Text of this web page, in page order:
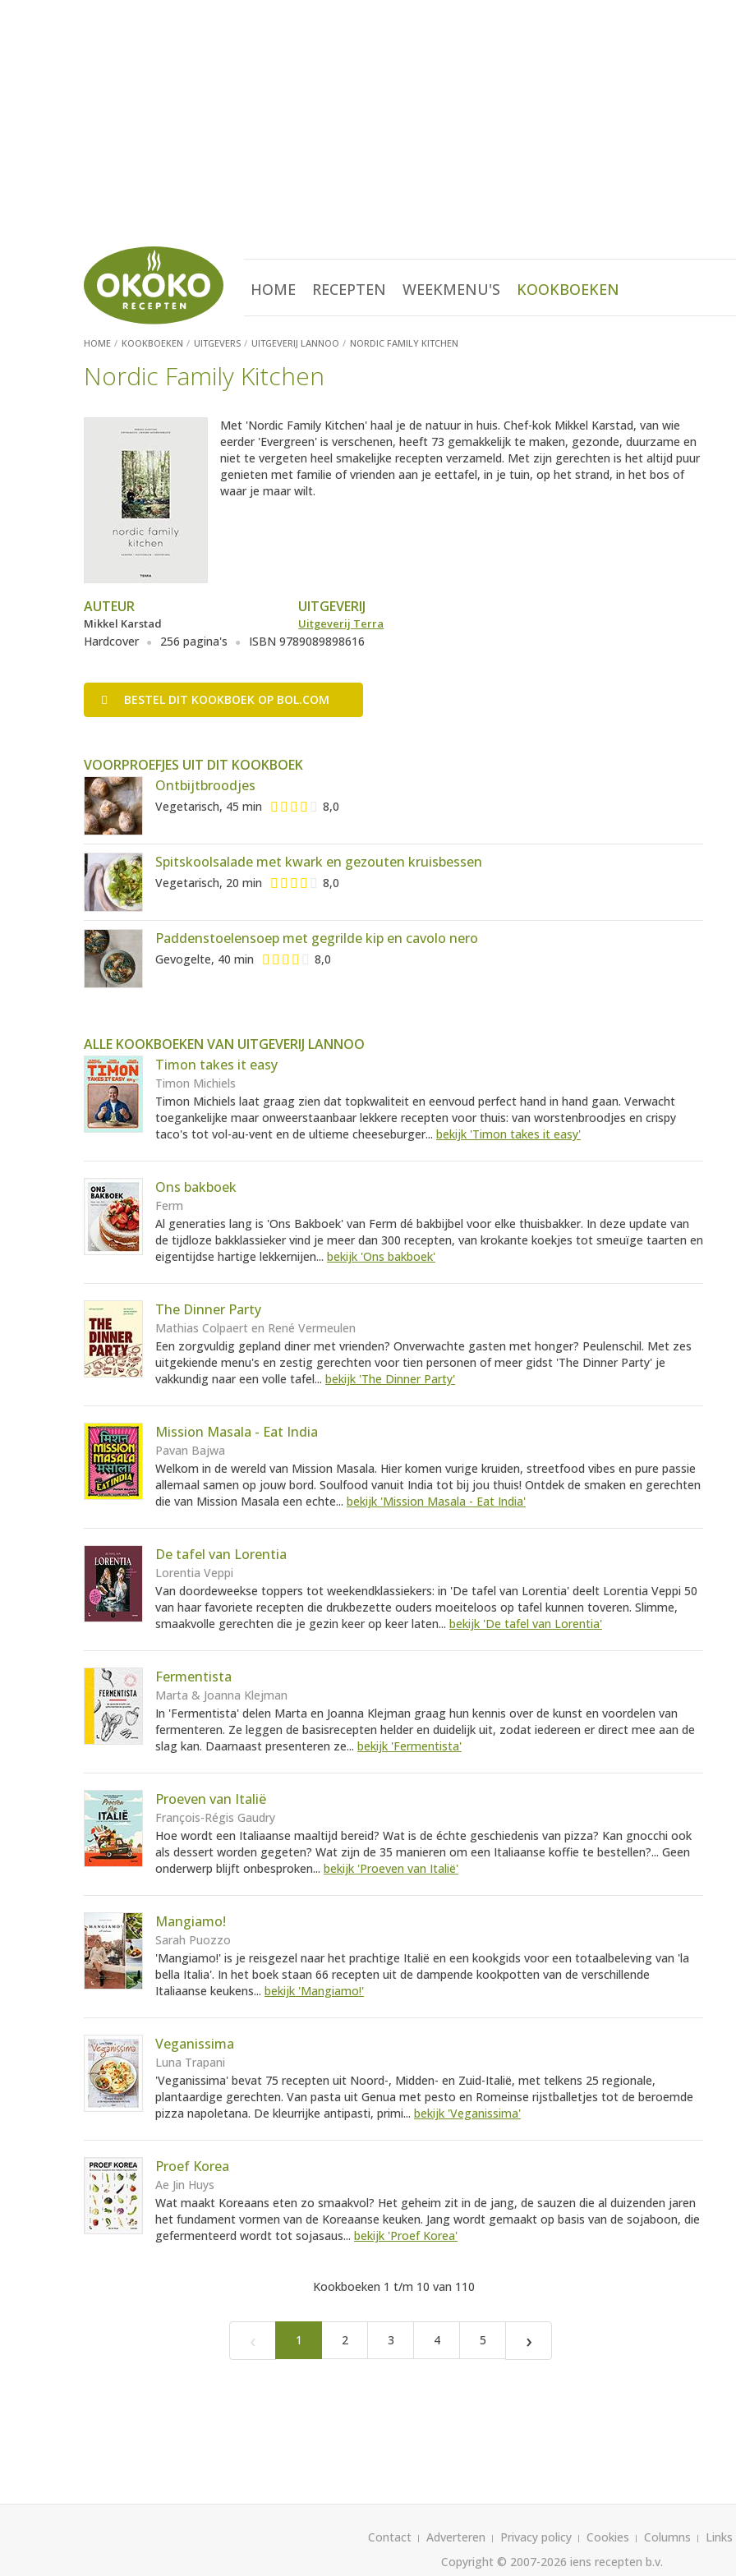
HOME RECEPTEN WEEKMENU'S KOOKBOEKEN
HOME KOOKBOEKEN UITGEVERS UITGEVERIJ LANNOO NORDIC FAMILY KITCHEN
Nordic Family Kitchen
Met 'Nordic Family Kitchen' haal je de natuur in huis. Chef-kok Mikkel Karstad, van wie
eerder 'Evergreen' is verschenen, heeft 73 gemakkelijk te maken, gezonde, duurzame en
niet te vergeten heel smakelijke recepten verzameld. Met zijn gerechten is het altijd puur
genieten met familie of vrienden aan je eettafel, in je tuin, op het strand, in het bos of
waar je maar wilt.
AUTEUR
Mikkel Karstad
UITGEVERIJ
Uitgeverij Terra
Hardcover 256 pagina's ISBN 9789089898616
BESTEL DIT KOOKBOEK OP BOL.COM
VOORPROEFJES UIT DIT KOOKBOEK
Ontbijtbroodjes
Vegetarisch, 45 min 8,0
Spitskoolsalade met kwark en gezouten kruisbessen
Vegetarisch, 20 min 8,0
Paddenstoelensoep met gegrilde kip en cavolo nero
Gevogelte, 40 min 8,0
ALLE KOOKBOEKEN VAN UITGEVERIJ LANNOO
Timon takes it easy
Timon Michiels
Timon Michiels laat graag zien dat topkwaliteit en eenvoud perfect hand in hand gaan. Verwacht
toegankelijke maar onweerstaanbaar lekkere recepten voor thuis: van worstenbroodjes en crispy
taco's tot vol-au-vent en de ultieme cheeseburger... bekijk 'Timon takes it easy'
Ons bakboek
Ferm
Al generaties lang is 'Ons Bakboek' van Ferm dé bakbijbel voor elke thuisbakker. In deze update van
de tijdloze bakklassieker vind je meer dan 300 recepten, van krokante koekjes tot smeuïge taarten en
eigentijdse hartige lekkernijen... bekijk 'Ons bakboek'
The Dinner Party
Mathias Colpaert en René Vermeulen
Een zorgvuldig gepland diner met vrienden? Onverwachte gasten met honger? Peulenschil. Met zes
uitgekiende menu's en zestig gerechten voor tien personen of meer gidst 'The Dinner Party' je
vakkundig naar een volle tafel... bekijk 'The Dinner Party'
Mission Masala - Eat India
Pavan Bajwa
Welkom in de wereld van Mission Masala. Hier komen vurige kruiden, streetfood vibes en pure passie
allemaal samen op jouw bord. Soulfood vanuit India tot bij jou thuis! Ontdek de smaken en gerechten
die van Mission Masala een echte... bekijk 'Mission Masala - Eat India'
De tafel van Lorentia
Lorentia Veppi
Van doordeweekse toppers tot weekendklassiekers: in 'De tafel van Lorentia' deelt Lorentia Veppi 50
van haar favoriete recepten die drukbezette ouders moeiteloos op tafel kunnen toveren. Slimme,
smaakvolle gerechten die je gezin keer op keer laten... bekijk 'De tafel van Lorentia'
Fermentista
Marta & Joanna Klejman
In 'Fermentista' delen Marta en Joanna Klejman graag hun kennis over de kunst en voordelen van
fermenteren. Ze leggen de basisrecepten helder en duidelijk uit, zodat iedereen er direct mee aan de
slag kan. Daarnaast presenteren ze... bekijk 'Fermentista'
Proeven van Italië
François-Régis Gaudry
Hoe wordt een Italiaanse maaltijd bereid? Wat is de échte geschiedenis van pizza? Kan gnocchi ook
als dessert worden gegeten? Wat zijn de 35 manieren om een Italiaanse koffie te bestellen?... Geen
onderwerp blijft onbesproken... bekijk 'Proeven van Italië'
Mangiamo!
Sarah Puozzo
'Mangiamo!' is je reisgezel naar het prachtige Italië en een kookgids voor een totaalbeleving van 'la
bella Italia'. In het boek staan 66 recepten uit de dampende kookpotten van de verschillende
Italiaanse keukens... bekijk 'Mangiamo!'
Veganissima
Luna Trapani
'Veganissima' bevat 75 recepten uit Noord-, Midden- en Zuid-Italië, met telkens 25 regionale,
plantaardige gerechten. Van pasta uit Genua met pesto en Romeinse rijstballetjes tot de beroemde
pizza napoletana. De kleurrijke antipasti, primi... bekijk 'Veganissima'
Proef Korea
Ae Jin Huys
Wat maakt Koreaans eten zo smaakvol? Het geheim zit in de jang, de sauzen die al duizenden jaren
het fundament vormen van de Koreaanse keuken. Jang wordt gemaakt op basis van de sojaboon, die
gefermenteerd wordt tot sojasaus... bekijk 'Proef Korea'
Kookboeken 1 t/m 10 van 110
‹ 1 2 3 4 5 ›
Contact Adverteren Privacy policy Cookies Columns
Links
Copyright © 2007-2026 iens recepten b.v.